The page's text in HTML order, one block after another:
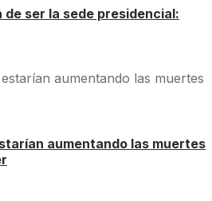
de ser la sede presidencial:
aumentando las muertes